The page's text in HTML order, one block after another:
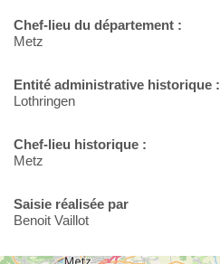
Chef-lieu du département :
Metz
Entité administrative historique :
Lothringen
Chef-lieu historique :
Metz
Saisie réalisée par
Benoit Vaillot